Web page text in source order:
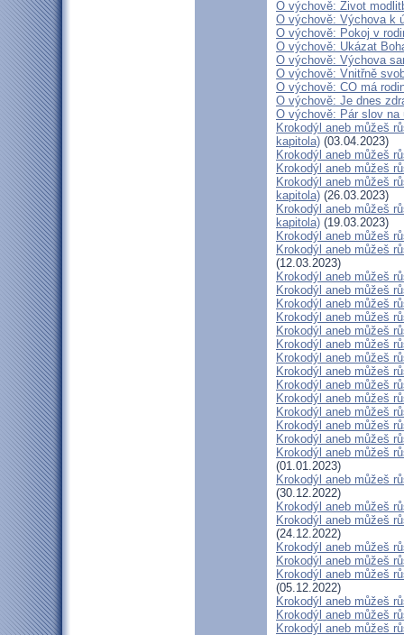
O výchově: Život
O výchově: Výchova k
O výchově: Pokoj v
O výchově: Ukázat
O výchově: Výchova
O výchově: Vnitřně
O výchově: CO má
O výchově: Je dnes
O výchově: Pár slov na
Krokodýl aneb můžeš
kapitola) (03.04.2023)
Krokodýl aneb můžeš
Krokodýl aneb můžeš
Krokodýl aneb můžeš
kapitola) (26.03.2023)
Krokodýl aneb můžeš
kapitola) (19.03.2023)
Krokodýl aneb můžeš
Krokodýl aneb můžeš
(12.03.2023)
Krokodýl aneb můžeš
Krokodýl aneb můžeš
Krokodýl aneb můžeš
Krokodýl aneb můžeš
Krokodýl aneb můžeš
Krokodýl aneb můžeš
Krokodýl aneb můžeš
Krokodýl aneb můžeš
Krokodýl aneb můžeš
Krokodýl aneb můžeš
Krokodýl aneb můžeš
Krokodýl aneb můžeš
Krokodýl aneb můžeš
Krokodýl aneb můžeš
(01.01.2023)
Krokodýl aneb můžeš
(30.12.2022)
Krokodýl aneb můžeš
Krokodýl aneb můžeš
(24.12.2022)
Krokodýl aneb můžeš
Krokodýl aneb můžeš
Krokodýl aneb můžeš
(05.12.2022)
Krokodýl aneb můžeš
Krokodýl aneb můžeš
Krokodýl aneb můžeš